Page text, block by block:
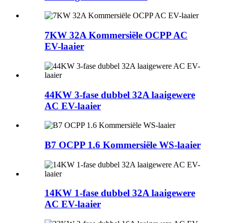
7KW 32A Kommersiële OCPP AC
EV-laaier
44KW 3-fase dubbel 32A laaigewere
AC EV-laaier
B7 OCPP 1.6 Kommersiële WS-laaier
14KW 1-fase dubbel 32A laaigewere
AC EV-laaier